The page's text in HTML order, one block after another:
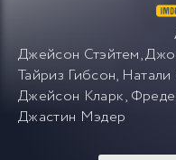
Джейсон Стэйтем,
Тайриз Гибсон,
Джейсон Кларк,
Джастин Мэдер